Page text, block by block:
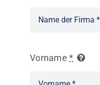
Vorname*